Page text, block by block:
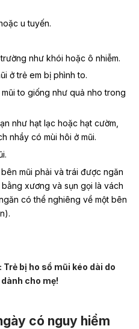
u tuyến.
như khói hoặc ô nhiễm.
ở trẻ em bị phình to.
to giống như quả nho trong
như hạt lạc hoặc hạt cườm,
nhầy có mùi hôi ở mũi.
mũi phải và trái được ngăn
xương và sụn gọi là vách
có thể nghiêng về một bên
Trẻ bị ho sổ mũi kéo dài do
cho mẹ!
có nguy hiểm